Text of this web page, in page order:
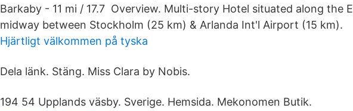
Barkaby - 11 mi / 17.7 Overview. Multi-story Hotel situated along the
midway between Stockholm (25 km) & Arlanda Int'l Airport (15 km).
Hjärtligt välkommen på tyska
Dela länk. Stäng. Miss Clara by Nobis.
194 54 Upplands väsby. Sverige. Hemsida. Mekonomen Butik.